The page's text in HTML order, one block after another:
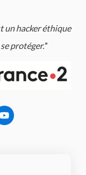
un hacker éthique
protéger.”